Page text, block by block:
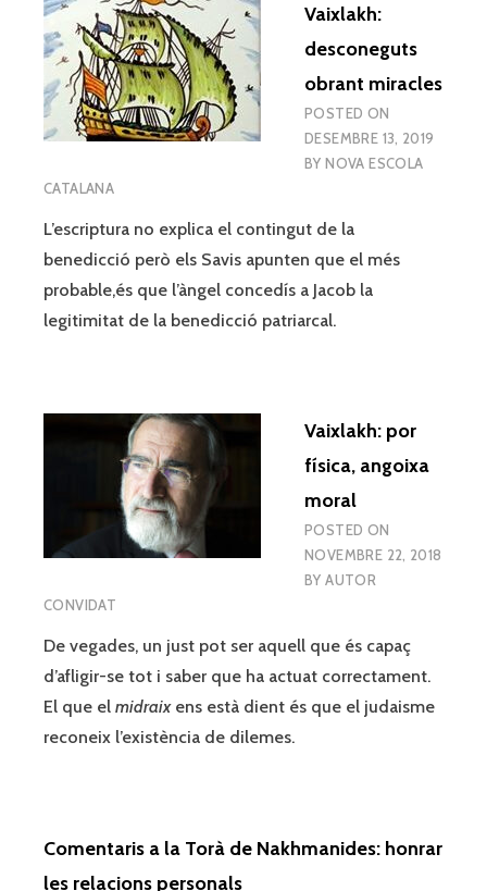
Vaixlakh:
desconeguts
obrant miracles
POSTED ON
DESEMBRE 13, 2019
BYNOVA ESCOLA
CATALANA
L’escriptura no explica el contingut de la
benedicció però els Savis apunten que el més
probable,és que l’àngel concedís a Jacob la
legitimitat de la benedicció patriarcal.
Vaixlakh: por
física, angoixa
moral
POSTED ON
NOVEMBRE 22, 2018
BYAUTOR
CONVIDAT
De vegades, un just pot ser aquell que és capaç
d’afligir-se tot i saber que ha actuat correctament.
El que el midraixens està dient és que el judaisme
reconeix l’existència de dilemes.
Comentaris a la Torà de Nakhmanides: honrar
les relacions personals